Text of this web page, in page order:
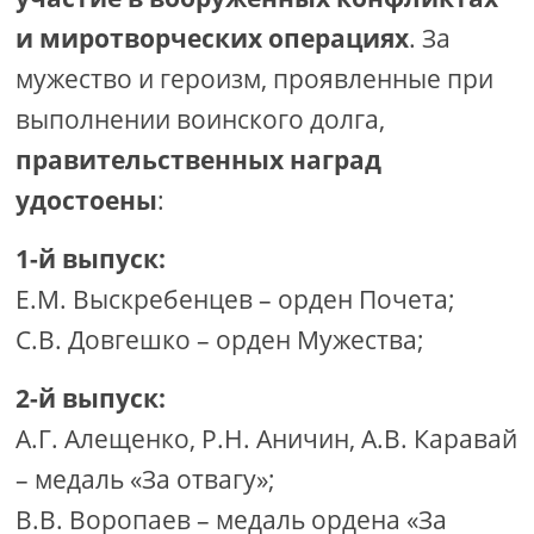
и миротворческих операциях. За
мужество и героизм, проявленные при
выполнении воинского долга,
правительственных наград
удостоены:
1-й выпуск:
Е.М. Выскребенцев – орден Почета;
С.В. Довгешко – орден Мужества;
2-й выпуск:
А.Г. Алещенко, Р.Н. Аничин, А.В. Каравай
– медаль «За отвагу»;
В.В. Воропаев – медаль ордена «За